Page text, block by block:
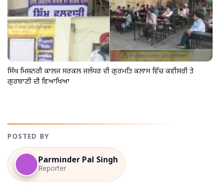
ਸਿੱਖ ਮਿਸ਼ਨਰੀ ਕਾਲਜ ਸਰਕਲ ਜਲੰਧਰ ਦੀ ਗੁਰਮਤਿ ਕਲਾਸ ਵਿੱਚ ਕਵੀਸ਼ਰੀ ਤੇ
ਗੁਰਬਾਣੀ ਦੀ ਵਿਆਖਿਆ
POSTED BY
Parminder Pal Singh
Reporter